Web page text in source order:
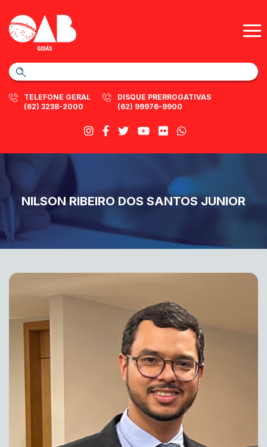
TELEFONE GERAL
(62) 3238-2000
DISQUE PRERROGATIVAS
(62) 99976-9900
NILSON RIBEIRO DOS SANTOS JUNIOR